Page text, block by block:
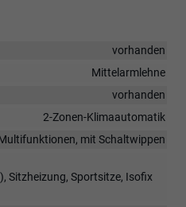
vorhanden
Mittelarmlehne
vorhanden
2-Zonen-Klimaautomatik
mit Schaltwippen
Sitzheizung, Sportsitze, Isofix